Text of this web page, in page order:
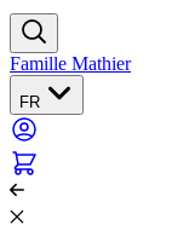
Famille Mathier
FR